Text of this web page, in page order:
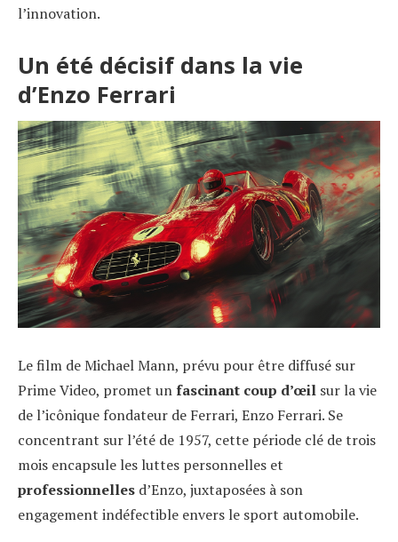
l’innovation.
Un été décisif dans la vie
d’Enzo Ferrari
Le film de Michael Mann, prévu pour être diffusé sur
Prime Video, promet unfascinant coup d’œil sur la vie
de l’icônique fondateur de Ferrari, Enzo Ferrari. Se
concentrant sur l’été de 1957, cette période clé de trois
mois encapsule les luttes personnelles et
professionnelles d’Enzo, juxtaposées à son
engagement indéfectible envers le sport automobile.